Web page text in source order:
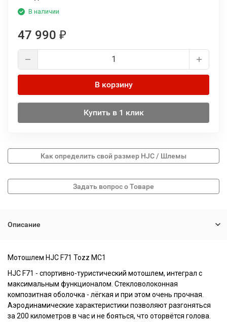
В наличии
47 990 ₽
В корзину
Купить в 1 клик
Как определить свой размер HJC / Шлемы
Описание
Мотошлем HJC F71 Tozz MC1
HJC F71 - спортивно-туристический мотошлем, интеграл с
максимальным функционалом. Стекловолоконная
композитная оболочка - лёгкая и при этом очень прочная.
Аэродинамические характеристики позволяют разгоняться
за 200 километров в час и не бояться, что оторвётся голова.